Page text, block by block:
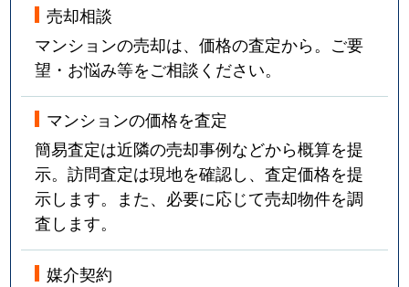
売却相談
マンションの売却は、価格の査定から。ご要
望・お悩み等をご相談ください。
マンションの価格を査定
簡易査定は近隣の売却事例などから概算を提
示。訪問査定は現地を確認し、査定価格を提
示します。また、必要に応じて売却物件を調
査します。
媒介契約